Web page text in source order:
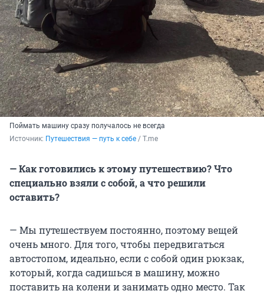
Поймать машину сразу получалось не всегда
Источник: Путешествия — путь к себе / Т.me
— Как готовились к этому путешествию? Что
специально взяли с собой, а что решили
оставить?
— Мы путешествуем постоянно, поэтому вещей
очень много. Для того, чтобы передвигаться
автостопом, идеально, если с собой один рюкзак,
который, когда садишься в машину, можно
поставить на колени и занимать одно место. Так